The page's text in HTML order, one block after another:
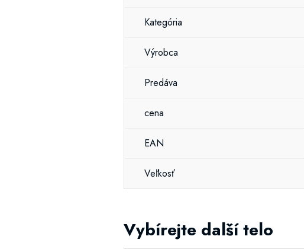
Kategória
Výrobca
Predáva
cena
EAN
Veľkosť
Vybírejte další telo